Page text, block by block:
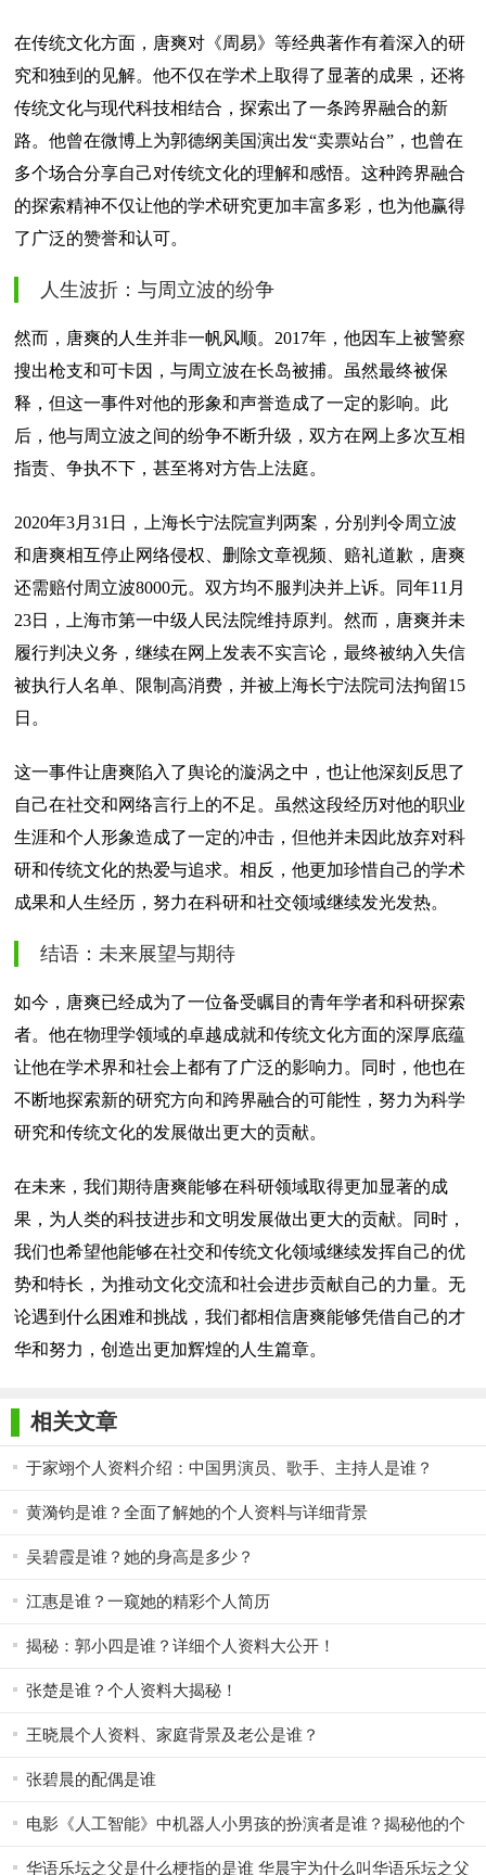
在传统文化方面，唐爽对《周易》等经典著作有着深入的研
究和独到的见解。他不仅在学术上取得了显著的成果，还将
传统文化与现代科技相结合，探索出了一条跨界融合的新
路。他曾在微博上为郭德纲美国演出发“卖票站台”，也曾在
多个场合分享自己对传统文化的理解和感悟。这种跨界融合
的探索精神不仅让他的学术研究更加丰富多彩，也为他赢得
了广泛的赞誉和认可。
人生波折：与周立波的纷争
然而，唐爽的人生并非一帆风顺。2017年，他因车上被警察
搜出枪支和可卡因，与周立波在长岛被捕。虽然最终被保
释，但这一事件对他的形象和声誉造成了一定的影响。此
后，他与周立波之间的纷争不断升级，双方在网上多次互相
指责、争执不下，甚至将对方告上法庭。
2020年3月31日，上海长宁法院宣判两案，分别判令周立波
和唐爽相互停止网络侵权、删除文章视频、赔礼道歉，唐爽
还需赔付周立波8000元。双方均不服判决并上诉。同年11月
23日，上海市第一中级人民法院维持原判。然而，唐爽并未
履行判决义务，继续在网上发表不实言论，最终被纳入失信
被执行人名单、限制高消费，并被上海长宁法院司法拘留15
日。
这一事件让唐爽陷入了舆论的漩涡之中，也让他深刻反思了
自己在社交和网络言行上的不足。虽然这段经历对他的职业
生涯和个人形象造成了一定的冲击，但他并未因此放弃对科
研和传统文化的热爱与追求。相反，他更加珍惜自己的学术
成果和人生经历，努力在科研和社交领域继续发光发热。
结语：未来展望与期待
如今，唐爽已经成为了一位备受瞩目的青年学者和科研探索
者。他在物理学领域的卓越成就和传统文化方面的深厚底蕴
让他在学术界和社会上都有了广泛的影响力。同时，他也在
不断地探索新的研究方向和跨界融合的可能性，努力为科学
研究和传统文化的发展做出更大的贡献。
在未来，我们期待唐爽能够在科研领域取得更加显著的成
果，为人类的科技进步和文明发展做出更大的贡献。同时，
我们也希望他能够在社交和传统文化领域继续发挥自己的优
势和特长，为推动文化交流和社会进步贡献自己的力量。无
论遇到什么困难和挑战，我们都相信唐爽能够凭借自己的才
华和努力，创造出更加辉煌的人生篇章。
相关文章
于家翊个人资料介绍：中国男演员、歌手、主持人是谁？
黄漪钧是谁？全面了解她的个人资料与详细背景
吴碧霞是谁？她的身高是多少？
江惠是谁？一窥她的精彩个人简历
揭秘：郭小四是谁？详细个人资料大公开！
张楚是谁？个人资料大揭秘！
王晓晨个人资料、家庭背景及老公是谁？
张碧晨的配偶是谁
电影《人工智能》中机器人小男孩的扮演者是谁？揭秘他的个
华语乐坛之父是什么梗指的是谁 华晨宇为什么叫华语乐坛之父